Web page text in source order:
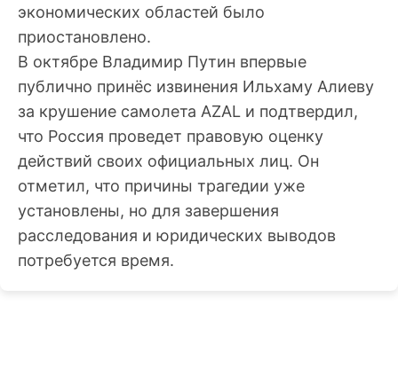
экономических областей было
приостановлено.
В октябре Владимир Путин впервые
публично принёс извинения Ильхаму Алиеву
за крушение самолета AZAL и подтвердил,
что Россия проведет правовую оценку
действий своих официальных лиц. Он
отметил, что причины трагедии уже
установлены, но для завершения
расследования и юридических выводов
потребуется время.